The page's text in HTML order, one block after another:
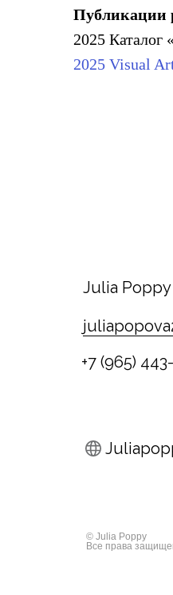
Публикации
2025 Каталог
2025 Visual
Julia Poppy
+7 (965)
© Julia Poppy
Все права